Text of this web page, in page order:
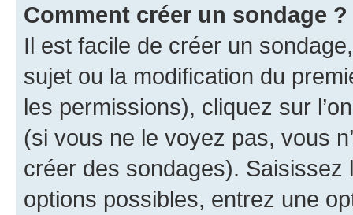
Comment créer un sondage ?
Il est facile de créer un
sujet ou la modification du
les permissions), cliquez sur
(si vous ne le voyez pas, vous
créer des sondages).
options possibles, entrez une